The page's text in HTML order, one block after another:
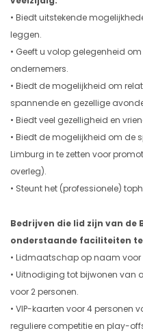
• Biedt uitstekende
leggen.
• Geeft u volop gelegenheid
ondernemers.
• Biedt de mogelijkheid om
spannende en gezellige
• Biedt veel gezelligheid en
• Biedt de mogelijkheid om de
Limburg in te zetten voor
overleg).
• Steunt het (professionele)
Bedrijven die lid zijn van de
onderstaande faciliteiten
• Lidmaatschap op naam voor
• Uitnodiging tot bijwonen van
voor 2 personen.
• VIP-kaarten voor 4 personen
reguliere competitie en play-